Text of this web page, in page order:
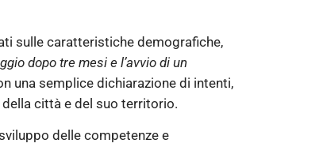
sulle caratteristiche demografiche,
dopo tre mesi e l’avvio di un
una semplice dichiarazione di intenti,
città e del suo territorio.
delle competenze e